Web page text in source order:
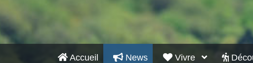
Accueil News Vivre